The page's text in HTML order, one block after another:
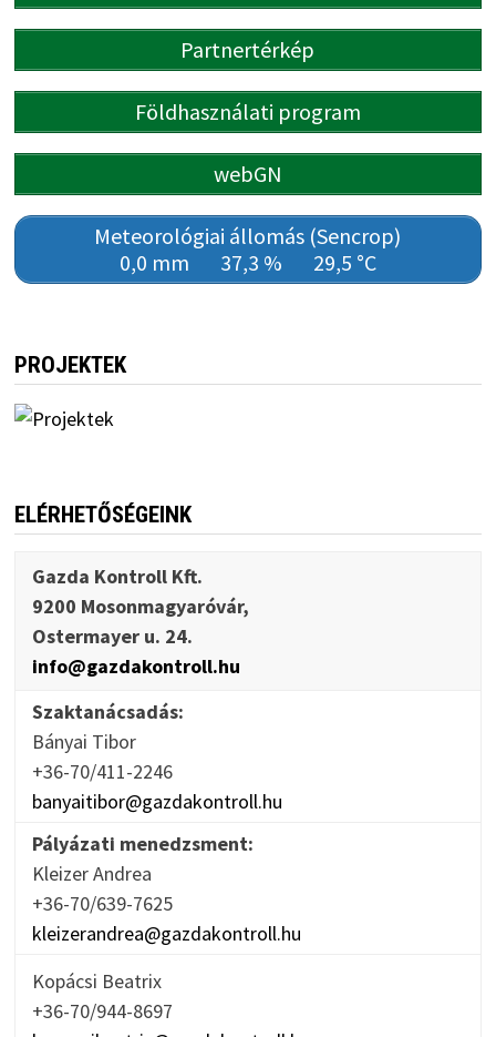
Partnertérkép
Földhasználati program
webGN
Meteorológiai állomás (Sencrop)
0,0 mm
37,3 % 29,5 °C
PROJEKTEK
ELÉRHETŐSÉGEINK
Gazda Kontroll Kft.
9200 Mosonmagyaróvár,
Ostermayer u. 24.
info@gazdakontroll.hu
Szaktanácsadás:
Bányai Tibor
+36-70/411-2246
banyaitibor@gazdakontroll.hu
Pályázati menedzsment:
Kleizer Andrea
+36-70/639-7625
kleizerandrea@gazdakontroll.hu
Kopácsi Beatrix
+36-70/944-8697